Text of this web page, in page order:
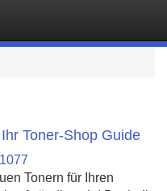
Toner-Shop Guide
Tonern für Ihren